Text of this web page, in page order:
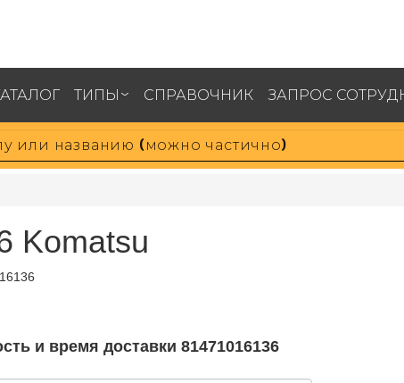
ТИПЫ СПРАВОЧНИК ЗАПРОС
Komatsu
и время доставки 81471016136